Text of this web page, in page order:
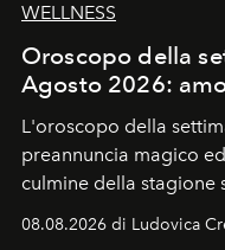
WELLNESS
Oroscopo della
Agosto 2026:
L'oroscopo della
preannuncia magico
culmine della stagione
favorevole della Luna
ideale per la notte
08.08.2026 di Ludovica